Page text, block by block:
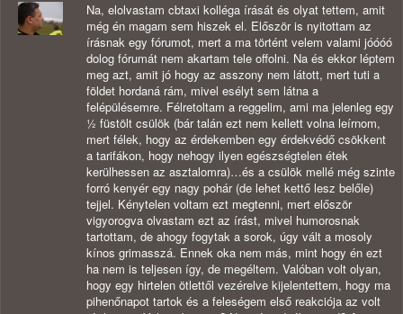
Na, elolvastam cbtaxi kolléga írását és olyat tettem, amit
még én magam sem hiszek el. Először is nyitottam az
írásnak egy fórumot, mert a ma történt velem valami jóóóó
dolog fórumát nem akartam tele offolni. Na és ekkor léptem
meg azt, amit jó hogy az asszony nem látott, mert tuti a
földet hordaná rám, mivel esélyt sem látna a
felépülésemre. Félretoltam a reggelim, ami ma jelenleg egy
½ füstölt csülök (bár talán ezt nem kellett volna leírnom,
mert félek, hogy az érdekemben egy érdekvédő csökkent
a tarifákon, hogy nehogy ilyen egészségtelen étek
kerülhessen az asztalomra)…és a csülök mellé még szinte
forró kenyér egy nagy pohár (de lehet kettő lesz belőle)
tejjel. Kénytelen voltam ezt megtenni, mert először
vigyorogva olvastam ezt az írást, mivel humorosnak
tartottam, de ahogy fogytak a sorok, úgy vált a mosoly
kínos grimasszá. Ennek oka nem más, mint hogy én ezt
ha nem is teljesen így, de megéltem. Valóban volt olyan,
hogy egy hirtelen ötlettől vezérelve kijelentettem, hogy ma
pihenőnapot tartok és a feleségem első reakciója az volt